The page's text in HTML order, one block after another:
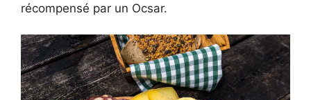
récompensé par un Ocsar.